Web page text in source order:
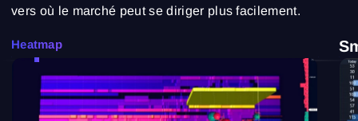
vers où le marché peut se diriger plus facilement.
Heatmap